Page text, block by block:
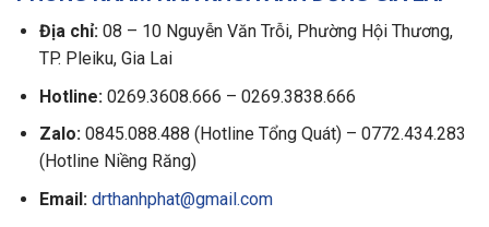
Địa chỉ:08 – 10 Nguyễn Văn Trỗi, Phường Hội Thương,
TP. Pleiku, Gia Lai
Hotline:0269.3608.666 – 0269.3838.666
Zalo:0845.088.488 (Hotline Tổng Quát) – 0772.434.283
(Hotline Niềng Răng)
Email: drthanhphat@gmail.com